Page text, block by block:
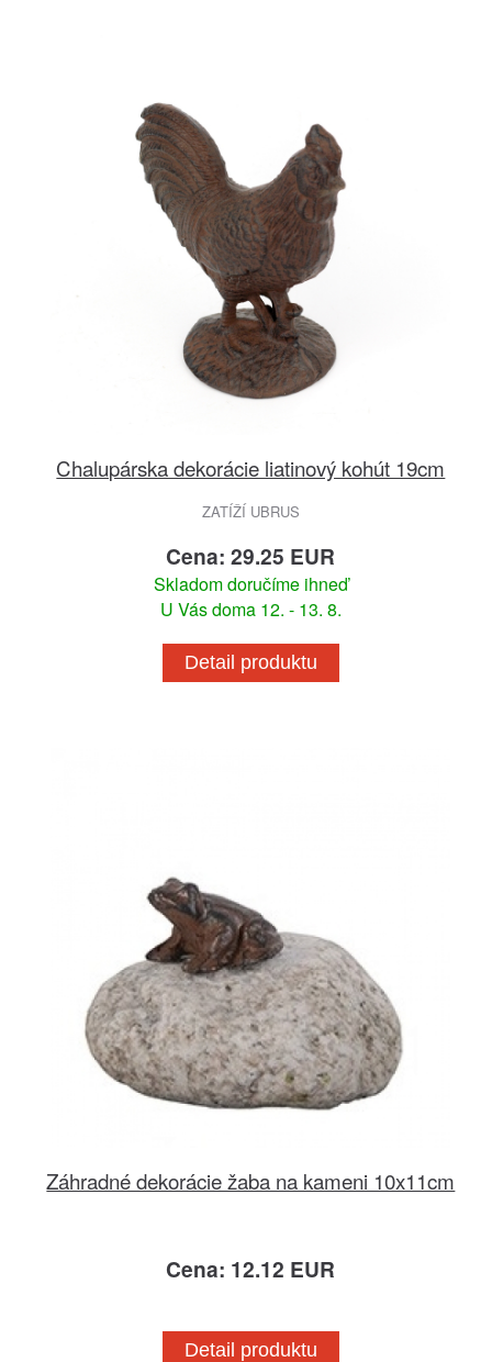
Chalupárska dekorácie liatinový kohút 19cm
ZATÍŽÍ UBRUS
Cena: 29.25 EUR
Skladom doručíme ihneď
U Vás doma 12. - 13. 8.
Detail produktu
Záhradné dekorácie žaba na kameni 10x11cm
Cena: 12.12 EUR
Detail produktu